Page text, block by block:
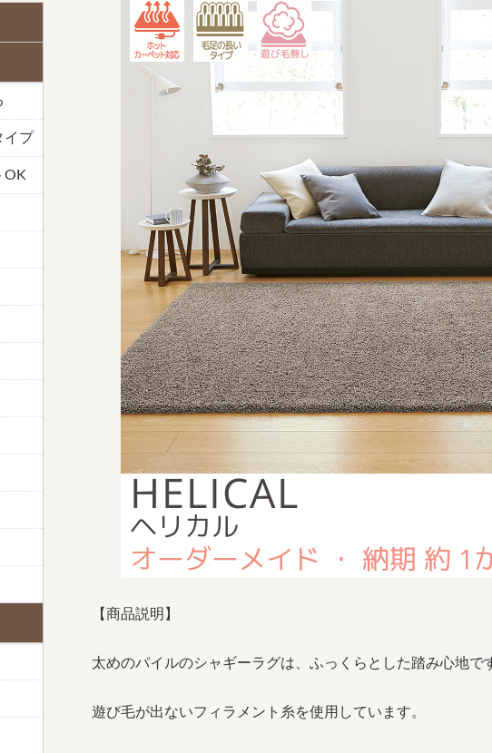
イプ
OK
【商品説明】
太めのパイルのシャギーラグは、ふっくらとした踏み心地で
遊び毛が出ないフィラメント糸を使用しています。